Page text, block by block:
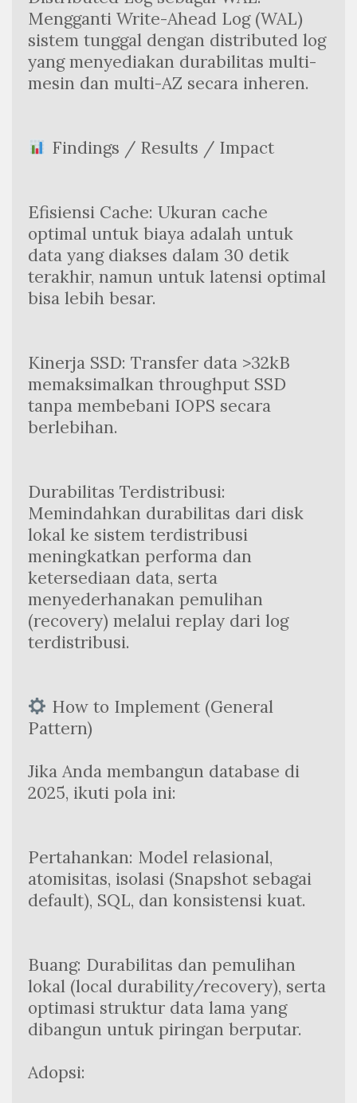
Mengganti Write-Ahead Log (WAL)
sistem tunggal dengan distributed log
yang menyediakan durabilitas multi-
mesin dan multi-AZ secara inheren.
Findings / Results / Impact
Efisiensi Cache: Ukuran cache
optimal untuk biaya adalah untuk
data yang diakses dalam 30 detik
terakhir, namun untuk latensi optimal
bisa lebih besar.
Kinerja SSD: Transfer data >32kB
memaksimalkan throughput SSD
tanpa membebani IOPS secara
berlebihan.
Durabilitas Terdistribusi:
Memindahkan durabilitas dari disk
lokal ke sistem terdistribusi
meningkatkan performa dan
ketersediaan data, serta
menyederhanakan pemulihan
(recovery) melalui replay dari log
terdistribusi.
How to Implement (General
Pattern)
Jika Anda membangun database di
2025, ikuti pola ini:
Pertahankan: Model relasional,
atomisitas, isolasi (Snapshot sebagai
default), SQL, dan konsistensi kuat.
Buang: Durabilitas dan pemulihan
lokal (local durability/recovery), serta
optimasi struktur data lama yang
dibangun untuk piringan berputar.
Adopsi: